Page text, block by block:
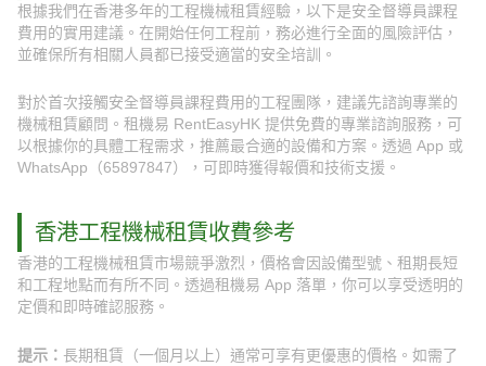
根據我們在香港多年的工程機械租賃經驗，以下是安全督導員課程
費用的實用建議。在開始任何工程前，務必進行全面的風險評估，
並確保所有相關人員都已接受適當的安全培訓。
對於首次接觸安全督導員課程費用的工程團隊，建議先諮詢專業的
機械租賃顧問。租機易 RentEasyHK 提供免費的專業諮詢服務，可
以根據你的具體工程需求，推薦最合適的設備和方案。透過 App 或
WhatsApp（65897847），可即時獲得報價和技術支援。
香港工程機械租賃收費參考
香港的工程機械租賃市場競爭激烈，價格會因設備型號、租期長短
和工程地點而有所不同。透過租機易 App 落單，你可以享受透明的
定價和即時確認服務。
提示： 長期租賃（一個月以上）通常可享有更優惠的價格。如需了